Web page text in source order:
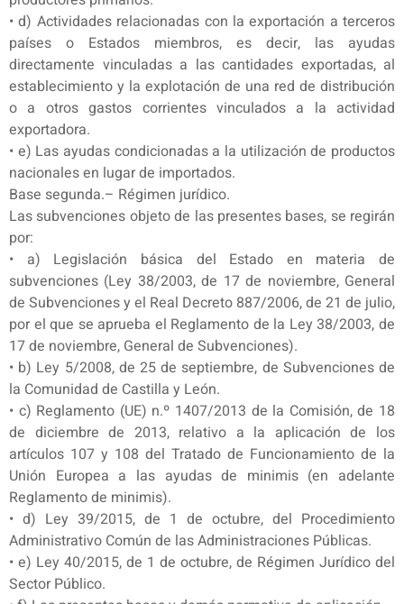
• d) Actividades relacionadas con la exportación a terceros
países o Estados miembros, es decir, las ayudas
directamente vinculadas a las cantidades exportadas, al
establecimiento y la explotación de una red de distribución
o a otros gastos corrientes vinculados a la actividad
exportadora.
• e) Las ayudas condicionadas a la utilización de productos
nacionales en lugar de importados.
Base segunda.– Régimen jurídico.
Las subvenciones objeto de las presentes bases, se regirán
por:
• a) Legislación básica del Estado en materia de
subvenciones (Ley 38/2003, de 17 de noviembre, General
de Subvenciones y el Real Decreto 887/2006, de 21 de julio,
por el que se aprueba el Reglamento de la Ley 38/2003, de
17 de noviembre, General de Subvenciones).
• b) Ley 5/2008, de 25 de septiembre, de Subvenciones de
la Comunidad de Castilla y León.
• c) Reglamento (UE) n.º 1407/2013 de la Comisión, de 18
de diciembre de 2013, relativo a la aplicación de los
artículos 107 y 108 del Tratado de Funcionamiento de la
Unión Europea a las ayudas de minimis (en adelante
Reglamento de minimis).
• d) Ley 39/2015, de 1 de octubre, del Procedimiento
Administrativo Común de las Administraciones Públicas.
• e) Ley 40/2015, de 1 de octubre, de Régimen Jurídico del
Sector Público.